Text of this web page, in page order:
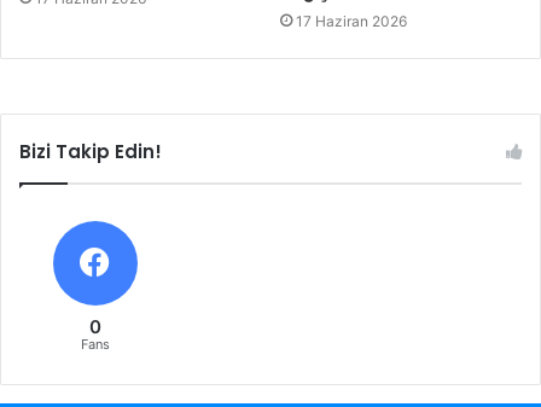
17 Haziran 2026
Bizi Takip Edin!
0
Fans